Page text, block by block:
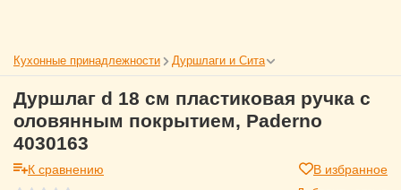
Кухонные принадлежности Дуршлаги и Сита
Дуршлаг d 18 см пластиковая ручка с
оловянным покрытием, Paderno
4030163
К сравнению
В избранное